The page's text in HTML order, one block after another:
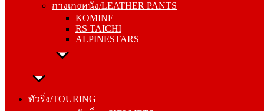
กางเกงหนัง/LEATHER PANTS
KOMINE
RS TAICHI
ALPINESTARS
ทัวริ่ง/TOURING
RS TAICHI
ALPINESTARS
ทัวริ่ง/TOURING
SHOEI